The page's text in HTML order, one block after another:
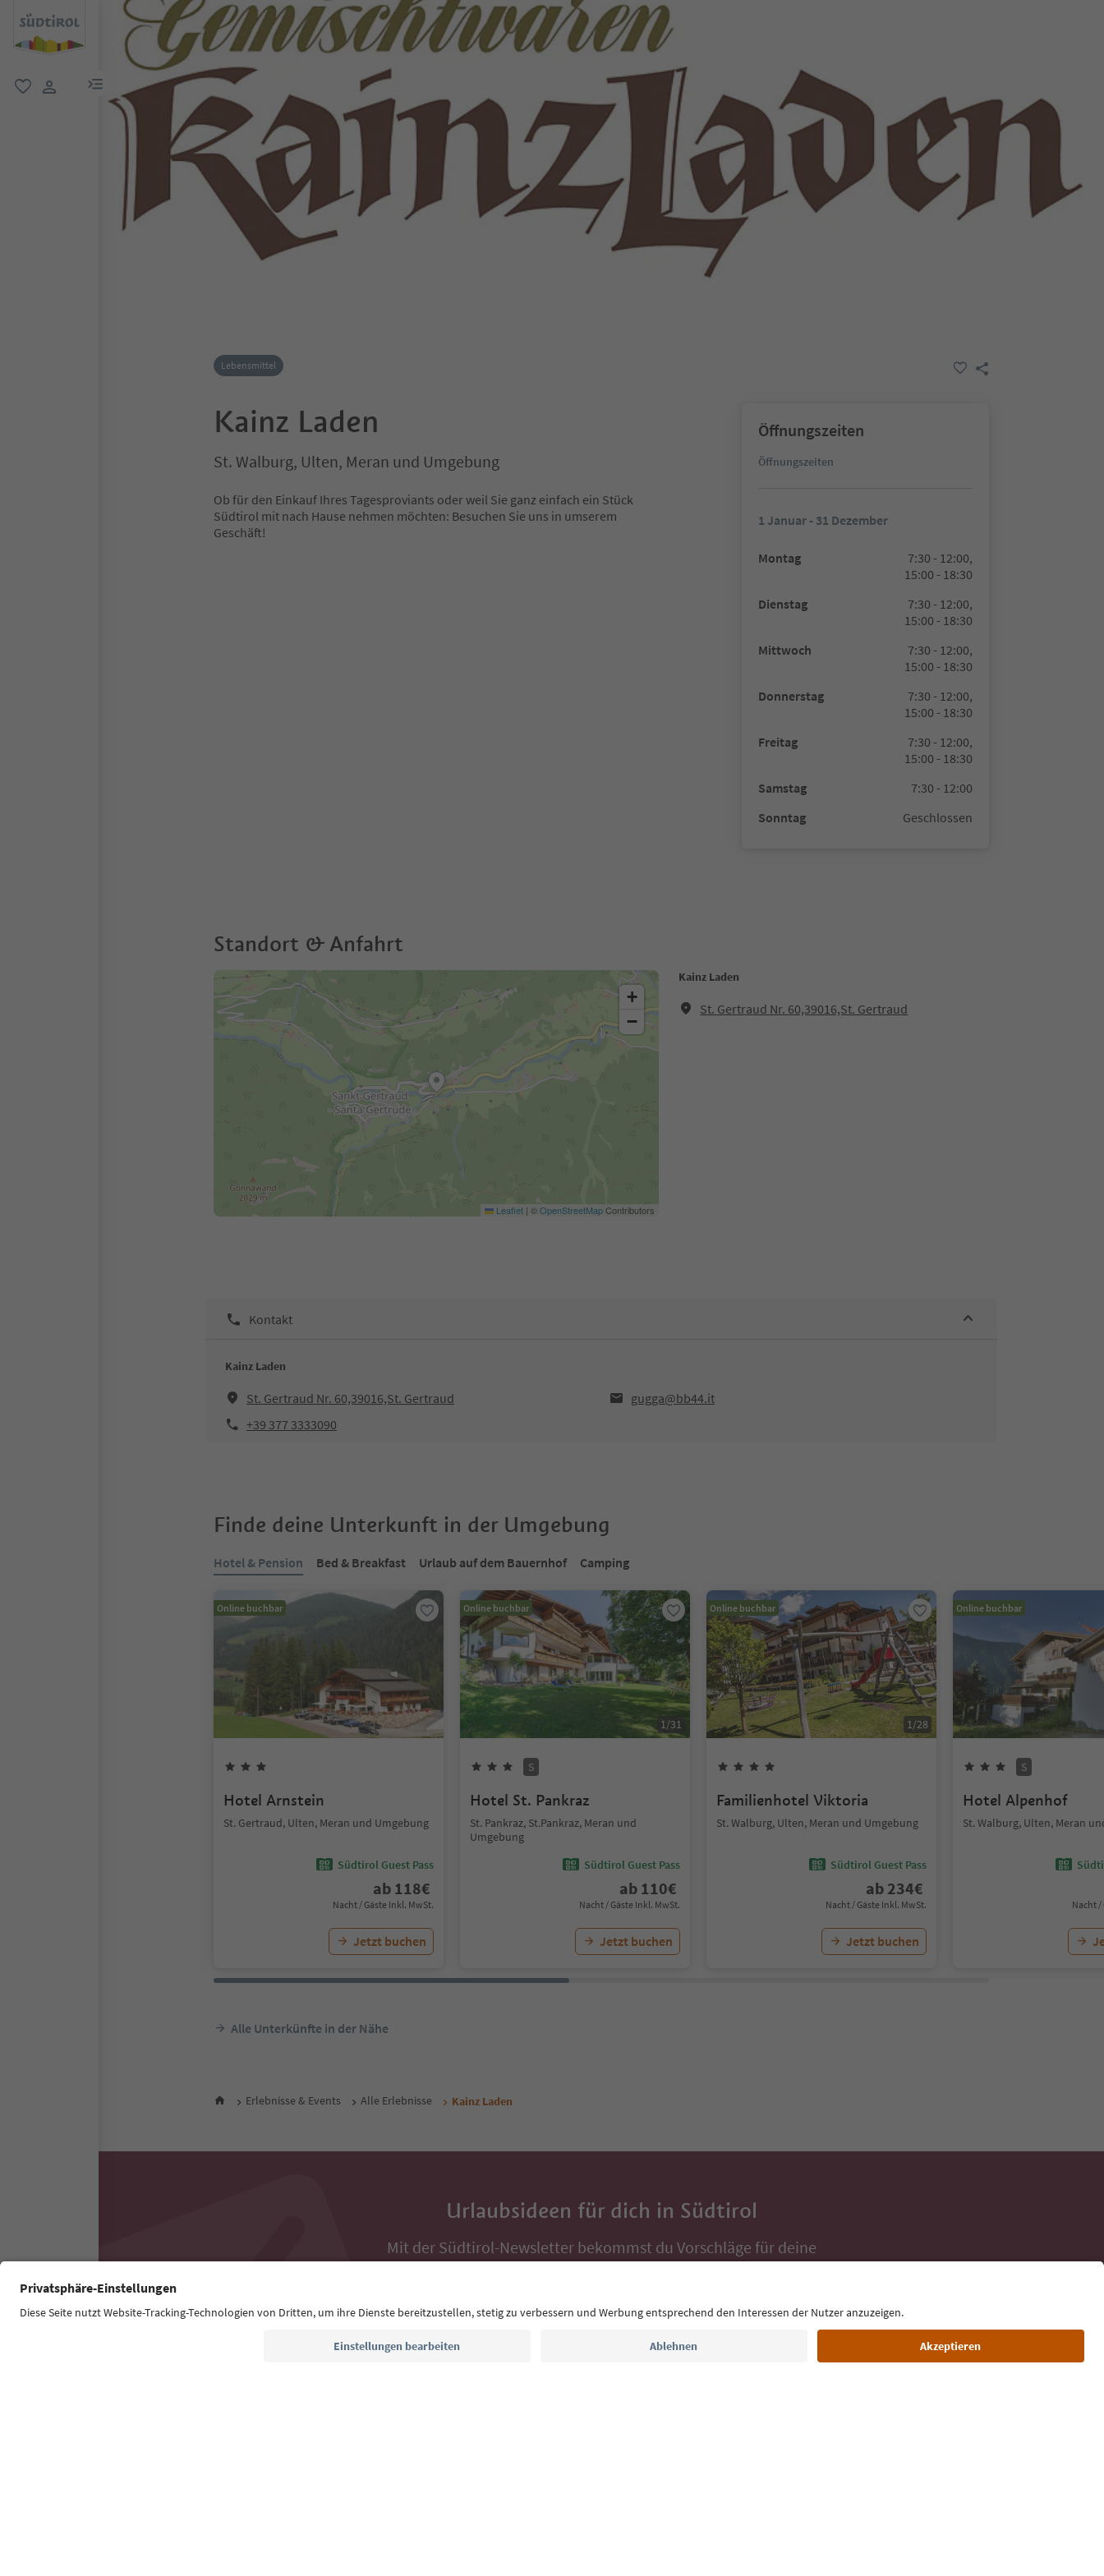
menu link
Lebensmittel
Kainz Laden
St. Walburg, Ulten, Meran und Umgebung
Ob für den Einkauf Ihres Tagesproviants oder weil Sie ganz einfach ein Stück
Südtirol mit nach Hause nehmen möchten: Besuchen Sie uns in umserem
Geschäft!
Öffnungszeiten
Öffnungszeiten
1 Januar - 31 Dezember
Montag
7:30 - 12:00,
15:00 - 18:30
Dienstag
7:30 - 12:00,
15:00 - 18:30
Mittwoch
7:30 - 12:00,
15:00 - 18:30
Donnerstag
7:30 - 12:00,
15:00 - 18:30
Freitag
7:30 - 12:00,
15:00 - 18:30
Samstag
7:30 - 12:00
Sonntag
Geschlossen
Standort & Anfahrt
Kainz Laden
St. Gertraud Nr. 60,39016,St. Gertraud
+
−
Leaflet | ©OpenStreetMapContributors
Kontakt
Kainz Laden
St. Gertraud Nr. 60,39016,St. Gertraud
gugga@bb44.it
+39 377 3333090
Finde deine Unterkunft in der Umgebung
Hotel & Pension Bed & Breakfast Urlaub auf dem Bauernhof Camping
Online buchbar
Hotel Arnstein
St. Gertraud, Ulten, Meran und Umgebung
Südtirol Guest Pass
ab 118€
Nacht / Gäste Inkl. MwSt.
Jetzt buchen
Online buchbar
1/31
S
Hotel St. Pankraz
St. Pankraz, St.Pankraz, Meran und
Umgebung
Südtirol Guest Pass
ab 110€
Nacht / Gäste Inkl. MwSt.
Jetzt buchen
Online buchbar
1/28
Familienhotel Viktoria
St. Walburg, Ulten, Meran und Umgebung
Südtirol Guest Pass
ab 234€
Nacht / Gäste Inkl. MwSt.
Jetzt buchen
Online buchbar
S
Hotel Alpenhof
St. Walburg, Ulten, Meran
Nacht /
Alle Unterkünfte in der Nähe
Erlebnisse & Events Alle Erlebnisse Kainz Laden
Urlaubsideen für dich in Südtirol
Mit der Südtirol-Newsletter bekommst du Vorschläge für deine
Auszeit, Veranstaltungs-Tipps und typische Rezepte direkt ins
E-Mail Adresse